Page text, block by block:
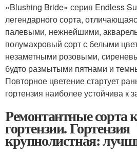
«Blushing Bride» серия Endless
легендарного сорта,
палевыми, нежнейшими,
полумахровый сорт с белыми
незаметными розовыми,
будто размытыми пятнами и
Повторное цветение стартует
гортензия наиболее устойчива к
Ремонтантные сорта
гортензии. Гортензия
крупнолистная: